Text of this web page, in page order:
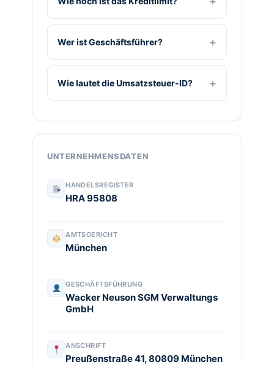
Wer ist Geschäftsführer?
Wie lautet die Umsatzsteuer-ID?
UNTERNEHMENSDATEN
HANDELSREGISTER
HRA 95808
AMTSGERICHT
München
GESCHÄFTSFÜHRUNG
Wacker Neuson SGM Verwaltungs
GmbH
ANSCHRIFT
Preußenstraße 41, 80809 München